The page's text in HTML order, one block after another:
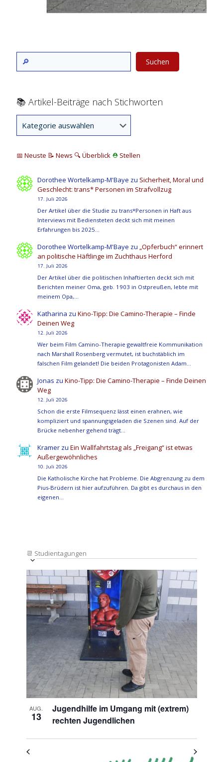
Suchen
📚 Artikel-Beiträge nach Stichworten
📅 Neuste 📝 News 🔍 Überblick ⛑ Stellen
Dorothee Wortelkamp-M'Baye zu Sicherheit, Moral und
Geschlecht: trans* Personen im Strafvollzug
17. Juli 2026
Der Artikel über die Studie zu trans*Personen in Haft aus
Interviews mit Bediensteten deckt sich mit meinen
Erfahrungen bis 2025…
Dorothee Wortelkamp-M'Baye zu „Opferbuch“ erinnert
an politische Häftlinge im Zuchthaus Herford
17. Juli 2026
Der Artikel über die politischen Inhaftierten deckt sich mit
Berichten meiner Oma, geb. 1903 in Ostpreußen, lebte mit
meinem Opa,…
Katharina zuKino-Tipp: Die Camino-Therapie – Finde
Deinen Weg
12. Juli 2026
Wer beim Film Camino-Therapie gewaltfreie Kommunikation
nach Marshall Rosenberg vermutet, ist buchstäblich im
falschen Film gelandet! Die beiden Protagonisten Adam…
Jonas zuKino-Tipp: Die Camino-Therapie – Finde Deinen
Weg
12. Juli 2026
Schon die erste Filmsequenz lässt einen erahnen, wie
kompliziert und spannungsgeladen die Szenen sind. Auf der
Brücke nebenher gehend trägt…
Kramer zuEin Wallfahrtstag als „Freigang“ ist etwas
Außergewöhnliches
10. Juli 2026
Die Katholische Kirche hat Probleme. Die Abgrenzung zu dem
Pius-Brüdern ist hier aufzuführen. Da gibt es durchaus in den
eigenen…
📆 Studientagungen
Ansichten-
Navigation
Veranstaltung
Ansichten-
Navigation
Datum
auswählen.
List
of
Veranstaltungen
in
Photo
View
AUG.
13
Jugendhilfe im Umgang mit (extrem)
rechten Jugendlichen